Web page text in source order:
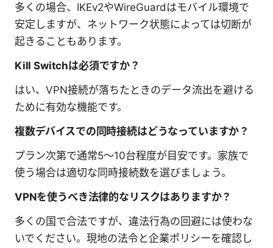
多くの場合、IKEv2やWireGuardはモバイル環境で
安定しますが、ネットワーク状態によっては切断が
起きることもあります。
Kill Switchは必須ですか？
はい、VPN接続が落ちたときのデータ流出を避ける
ために有効な機能です。
複数デバイスでの同時接続はどうなっていますか？
プラン次第で通常5～10台程度が目安です。家族で
使う場合は適切な同時接続数を選びましょう。
VPNを使うべき法律的なリスクはありますか？
多くの国で合法ですが、違法行為の回避には使わな
いでください。現地の法令と企業ポリシーを確認し